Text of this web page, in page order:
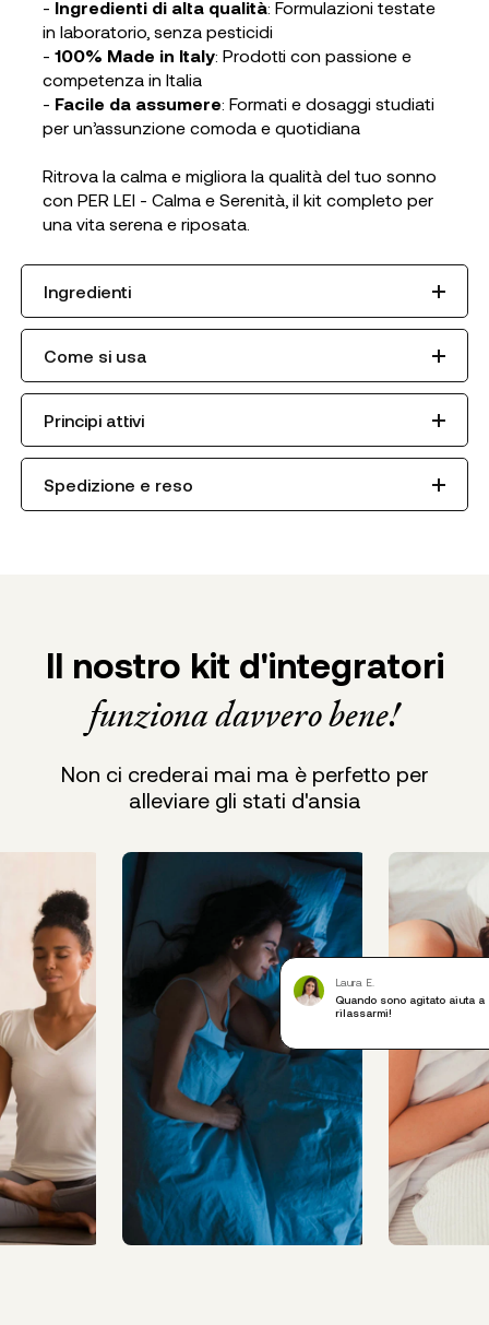
- Ingredienti di alta qualità: Formulazioni testate
in laboratorio, senza pesticidi
- 100% Made in Italy: Prodotti con passione e
competenza in Italia
- Facile da assumere: Formati e dosaggi studiati
per un’assunzione comoda e quotidiana
Ritrova la calma e migliora la qualità del tuo sonno
con PER LEI - Calma e Serenità, il kit completo per
una vita serena e riposata.
Ingredienti
Come si usa
Principi attivi
Spedizione e reso
Il nostro kit d'integratori
funziona davvero bene!
Non ci crederai mai ma è perfetto per
alleviare gli stati d'ansia
Laura E.
Quando sono agitato aiuta a
rilassarmi!